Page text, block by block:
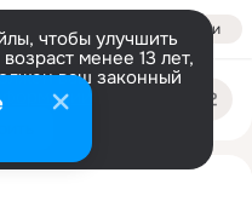
Войти
чтобы улучшить
менее 13 лет,
ваш законный